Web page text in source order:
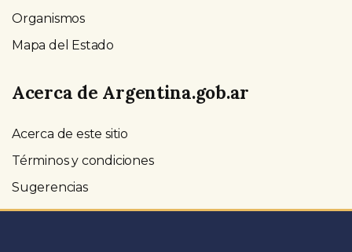
Organismos
Mapa del Estado
Acerca de Argentina.gob.ar
Acerca de este sitio
Términos y condiciones
Sugerencias